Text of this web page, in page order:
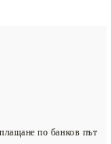
по банков път